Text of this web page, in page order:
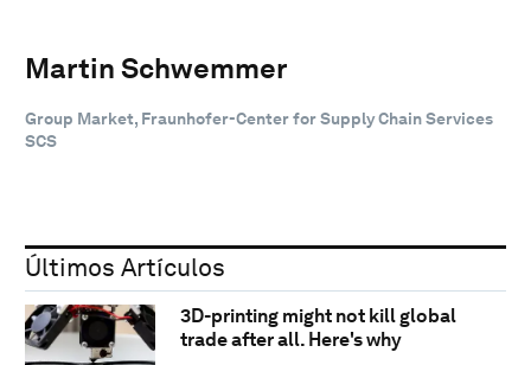
Martin Schwemmer
Group Market, Fraunhofer-Center for Supply Chain Services
SCS
Últimos Artículos
3D-printing might not kill global
trade after all. Here's why